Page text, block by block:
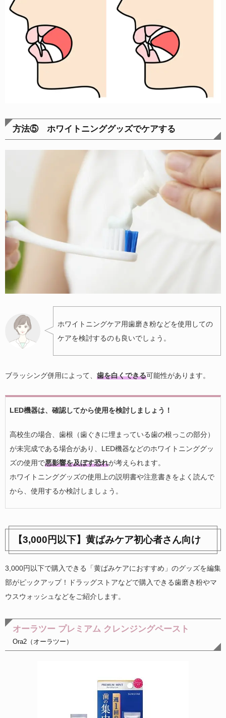
方法⑤ ホワイトニンググッズでケアする
ホワイトニングケア用歯磨き粉などを使用しての
ケアを検討するのも良いでしょう。
ブラッシング併用によって、 歯を白くできる可能性があります。
LED機器は、確認してから使用を検討しましょう！
高校生の場合、歯根（歯ぐきに埋まっている歯の根っこの部分）
が未完成である場合があり、LED機器などのホワイトニンググッ
ズの使用で悪影響を及ぼす恐れが考えられます。
ホワイトニンググッズの使用上の説明書や注意書きをよく読んで
から、使用するか検討しましょう。
【3,000円以下】黄ばみケア初心者さん向け
3,000円以下で購入できる「黄ばみケアにおすすめ」のグッズを編集
部がピックアップ！ドラッグストアなどで購入できる歯磨き粉やマ
ウスウォッシュなどをご紹介します。
オーラツー プレミアム クレンジングペースト
Ora2（オーラツー）